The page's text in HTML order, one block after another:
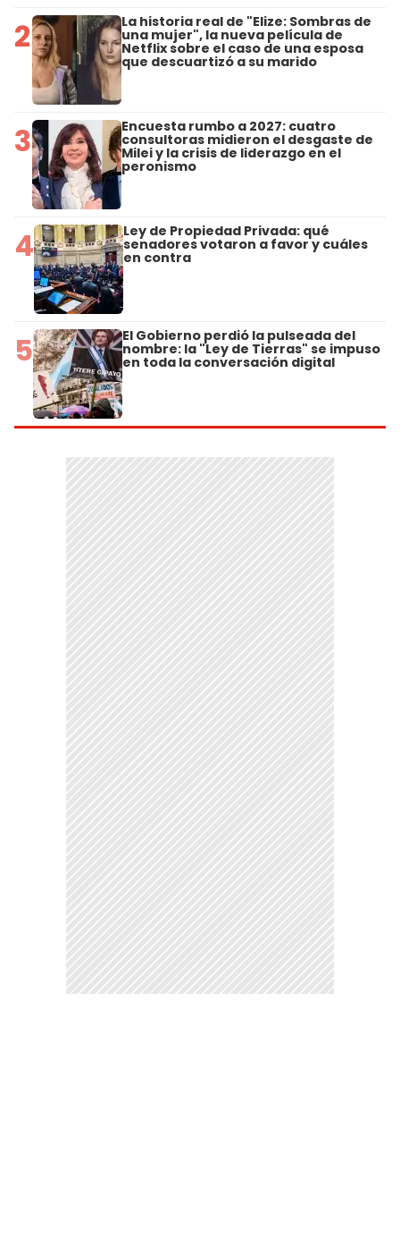
2 La historia real de "Elize: Sombras de
una mujer", la nueva película de
Netflix sobre el caso de una esposa
que descuartizó a su marido
3 Encuesta rumbo a 2027: cuatro
consultoras midieron el desgaste de
Milei y la crisis de liderazgo en el
peronismo
4 Ley de Propiedad Privada: qué
senadores votaron a favor y cuáles
en contra
5 El Gobierno perdió la pulseada del
nombre: la "Ley de Tierras" se impuso
en toda la conversación digital